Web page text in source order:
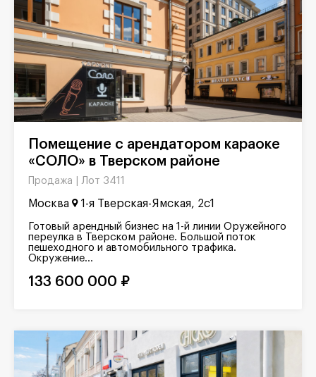
Помещение с арендатором караоке
«СОЛО» в Тверском районе
Продажа | Лот 3411
Москва 1-я Тверская-Ямская, 2с1
Готовый арендный бизнес на 1-й линии Оружейного
переулка в Тверском районе. Большой поток
пешеходного и автомобильного трафика.
Окружение...
133 600 000 ₽